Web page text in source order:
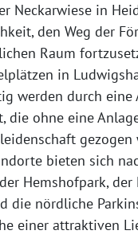
Neckarwiese in
den Weg der
Raum
in
werden durch eine
die ohne eine
gezogen
bieten sich
Hemshofpark, der
die nördliche
einer attraktiven